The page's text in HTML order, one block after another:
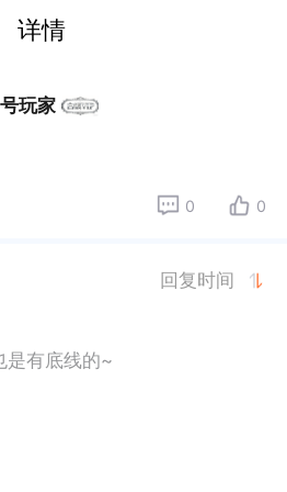
详情
玩家
0 0
回复时间
是有底线的~